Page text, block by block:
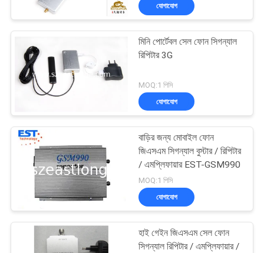
মান
নিয়ন্ত্রণ
যোগাযোগ
করুন
খবর
উদ্ধৃতির
ড্রোন ইউএভি জ্যামার
উচ্চ ক্ষমতা জ্যামার
যোগাযোগ
মিনি পোর্টেবল সেল ফোন সিগন্যাল
রিপিটার 3G
MOQ:1 পিসি
যোগাযোগ
বাড়ির জন্য মোবাইল ফোন
জিএসএম সিগন্যাল বুস্টার / রিপিটার
/ এমপ্লিফায়ার EST-GSM990
MOQ:1 পিসি
যোগাযোগ
হাই গেইন জিএসএম সেল ফোন
সিগন্যাল রিপিটার / এমপ্লিফায়ার /